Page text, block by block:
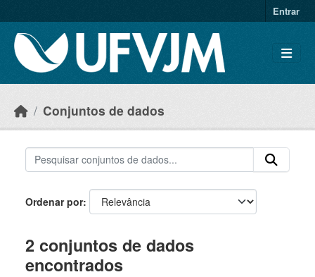
Entrar
Conjuntos de dados
Ordenar por
2 conjuntos de dados
encontrados